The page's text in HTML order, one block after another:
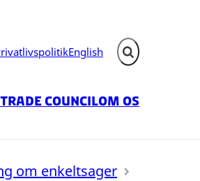
English Fold søgefelt ud
Trade CouncilOm os
om enkeltsager